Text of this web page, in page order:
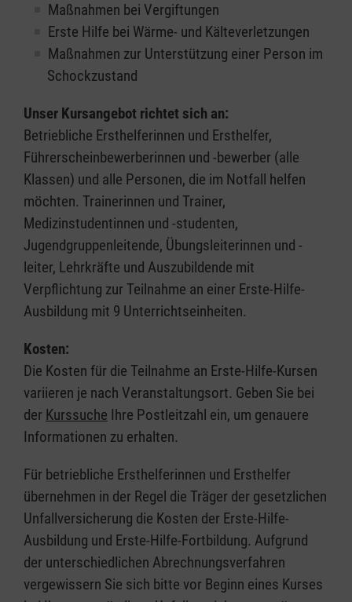
Maßnahmen bei Vergiftungen
Erste Hilfe bei Wärme- und Kälteverletzungen
Maßnahmen zur Unterstützung einer Person im
Schockzustand
Unser Kursangebot richtet sich an:
Betriebliche Ersthelferinnen und Ersthelfer,
Führerscheinbewerberinnen und -bewerber (alle
Klassen) und alle Personen, die im Notfall helfen
möchten. Trainerinnen und Trainer,
Medizinstudentinnen und -studenten,
Jugendgruppenleitende, Übungsleiterinnen und -
leiter, Lehrkräfte und Auszubildende mit
Verpflichtung zur Teilnahme an einer Erste-Hilfe-
Ausbildung mit 9 Unterrichtseinheiten.
Kosten:
Die Kosten für die Teilnahme an Erste-Hilfe-Kursen
variieren je nach Veranstaltungsort. Geben Sie bei
der Kurssuche Ihre Postleitzahl ein, um genauere
Informationen zu erhalten.
Für betriebliche Ersthelferinnen und Ersthelfer
übernehmen in der Regel die Träger der gesetzlichen
Unfallversicherung die Kosten der Erste-Hilfe-
Ausbildung und Erste-Hilfe-Fortbildung. Aufgrund
der unterschiedlichen Abrechnungsverfahren
vergewissern Sie sich bitte vor Beginn eines Kurses